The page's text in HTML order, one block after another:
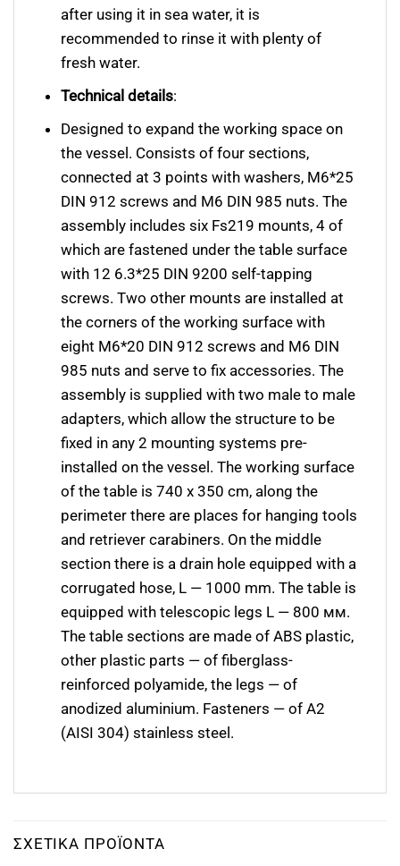
after using it in sea water, it is
recommended to rinse it with plenty of
fresh water.
Technical details:
Designed to expand the working space on
the vessel. Сonsists of four sections,
connected at 3 points with washers, M6*25
DIN 912 screws and M6 DIN 985 nuts. The
assembly includes six Fs219 mounts, 4 of
which are fastened under the table surface
with 12 6.3*25 DIN 9200 self-tapping
screws. Two other mounts are installed at
the corners of the working surface with
eight M6*20 DIN 912 screws and M6 DIN
985 nuts and serve to fix accessories. The
assembly is supplied with two male to male
adapters, which allow the structure to be
fixed in any 2 mounting systems pre-
installed on the vessel. The working surface
of the table is 740 х 350 cm, along the
perimeter there are places for hanging tools
and retriever carabiners. On the middle
section there is a drain hole equipped with a
corrugated hose, L — 1000 mm. The table is
equipped with telescopic legs L — 800 мм.
The table sections are made of ABS plastic,
other plastic parts — of fiberglass-
reinforced polyamide, the legs — of
anodized aluminium. Fasteners — of A2
(AISI 304) stainless steel.
ΣΧΕΤΙΚΆ ΠΡΟΪΌΝΤΑ